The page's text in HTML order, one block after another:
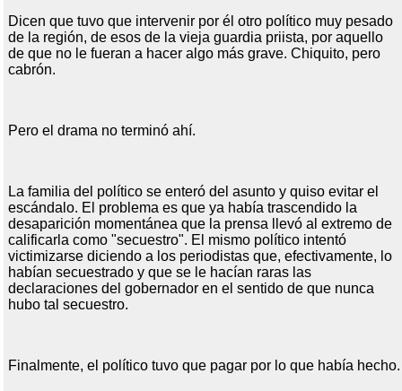
Dicen que tuvo que intervenir por él otro político muy pesado
de la región, de esos de la vieja guardia priista, por aquello
de que no le fueran a hacer algo más grave. Chiquito, pero
cabrón.
Pero el drama no terminó ahí.
La familia del político se enteró del asunto y quiso evitar el
escándalo. El problema es que ya había trascendido la
desaparición momentánea que la prensa llevó al extremo de
calificarla como "secuestro". El mismo político intentó
victimizarse diciendo a los periodistas que, efectivamente, lo
habían secuestrado y que se le hacían raras las
declaraciones del gobernador en el sentido de que nunca
hubo tal secuestro.
Finalmente, el político tuvo que pagar por lo que había hecho.